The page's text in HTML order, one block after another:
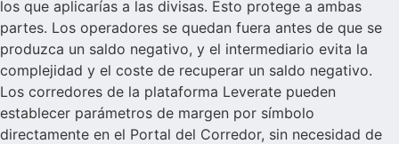
los que aplicarías a las divisas. Esto protege a ambas
partes. Los operadores se quedan fuera antes de que se
produzca un saldo negativo, y el intermediario evita la
complejidad y el coste de recuperar un saldo negativo.
Los corredores de la plataforma Leverate pueden
establecer parámetros de margen por símbolo
directamente en el Portal del Corredor, sin necesidad de